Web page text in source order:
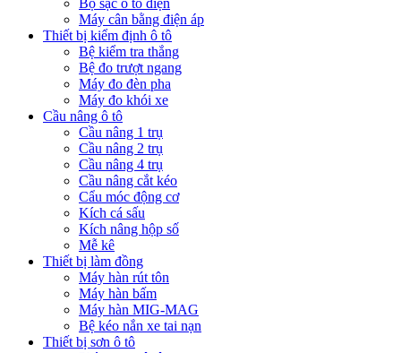
Máy cân bằng điện áp
Thiết bị kiểm định ô tô
Bệ kiểm tra thắng
Bệ đo trượt ngang
Máy đo đèn pha
Máy đo khói xe
Cầu nâng ô tô
Cầu nâng 1 trụ
Cầu nâng 2 trụ
Cầu nâng 4 trụ
Cầu nâng cắt kéo
Cẩu móc động cơ
Kích cá sấu
Kích nâng hộp số
Mễ kê
Thiết bị làm đồng
Máy hàn rút tôn
Máy hàn bấm
Máy hàn MIG-MAG
Bệ kéo nắn xe tai nạn
Thiết bị sơn ô tô